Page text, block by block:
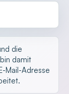
die
damit
Mail-Adresse